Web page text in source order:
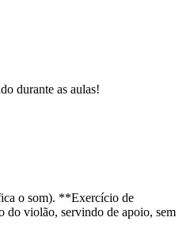
durante as aulas!
o som). **Exercício de
do violão, servindo de apoio, sem